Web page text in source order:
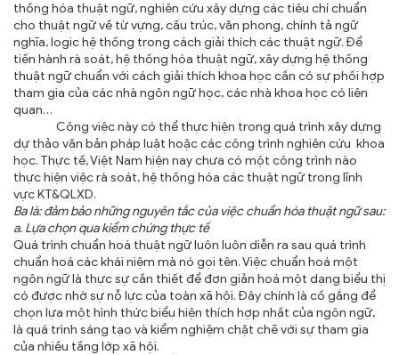
thống hóa thuật ngữ, nghiên cứu xây dựng các tiêu chí chuẩn
cho thuật ngữ về từ vựng, cấu trúc, văn phong, chính tả ngữ
nghĩa, logic hệ thống trong cách giải thích các thuật ngữ. Để
tiến hành rà soát, hệ thống hóa thuật ngữ, xây dựng hệ thống
thuật ngữ chuẩn với cách giải thích khoa học cần có sự phối hợp
tham gia của các nhà ngôn ngữ học, các nhà khoa học có liên
quan…
Công việc này có thể thực hiện trong quá trình xây dựng
dự thảo văn bản pháp luật hoặc các công trình nghiên cứu khoa
học. Thực tế, Việt Nam hiện nay chưa có một công trình nào
thực hiện việc rà soát, hệ thống hóa các thuật ngữ trong lĩnh
vực KT&QLXD.
Ba là: đảm bảo những nguyên tắc của việc chuẩn hóa thuật ngữ sau:
a. Lựa chọn qua kiểm chứng thực tế
Quá trình chuẩn hoá thuật ngữ luôn luôn diễn ra sau quá trình
chuẩn hoá các khái niệm mà nó gọi tên. Việc chuẩn hoá một
ngôn ngữ là thực sự cần thiết để đơn giản hoá một dạng biểu thị
có được nhờ sự nỗ lực của toàn xã hội. Đây chính là cố gắng để
chọn lựa một hình thức biểu hiện thích hợp nhất của ngôn ngữ,
là quá trình sáng tạo và kiểm nghiệm chặt chẽ với sự tham gia
của nhiều tầng lớp xã hội.